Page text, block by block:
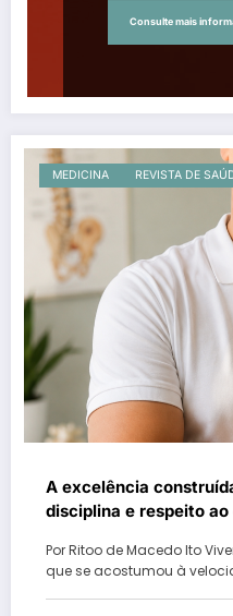
Consulte mais
MEDICINA REVISTA DE
A excelência
disciplina e respeito
Por Ritoo de Macedo Ito
que se acostumou à